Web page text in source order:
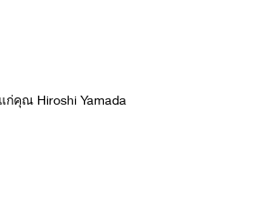
ก่คุณ Hiroshi Yamada